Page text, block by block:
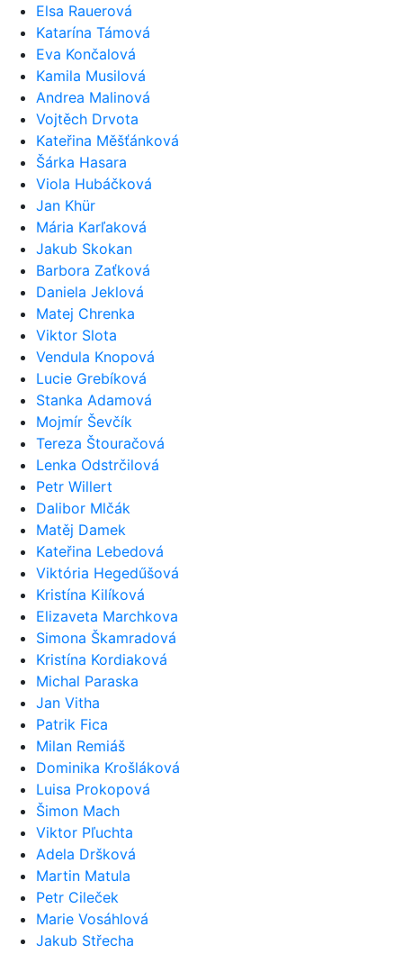
Elsa Rauerová
Katarína Támová
Eva Končalová
Kamila Musilová
Andrea Malinová
Vojtěch Drvota
Kateřina Měšťánková
Šárka Hasara
Viola Hubáčková
Jan Khür
Mária Karľaková
Jakub Skokan
Barbora Zaťková
Daniela Jeklová
Matej Chrenka
Viktor Slota
Vendula Knopová
Lucie Grebíková
Stanka Adamová
Mojmír Ševčík
Tereza Štouračová
Lenka Odstrčilová
Petr Willert
Dalibor Mlčák
Matěj Damek
Kateřina Lebedová
Viktória Hegedűšová
Kristína Kilíková
Elizaveta Marchkova
Simona Škamradová
Kristína Kordiaková
Michal Paraska
Jan Vitha
Patrik Fica
Milan Remiáš
Dominika Krošláková
Luisa Prokopová
Šimon Mach
Viktor Pľuchta
Adela Dršková
Martin Matula
Petr Cileček
Marie Vosáhlová
Jakub Střecha